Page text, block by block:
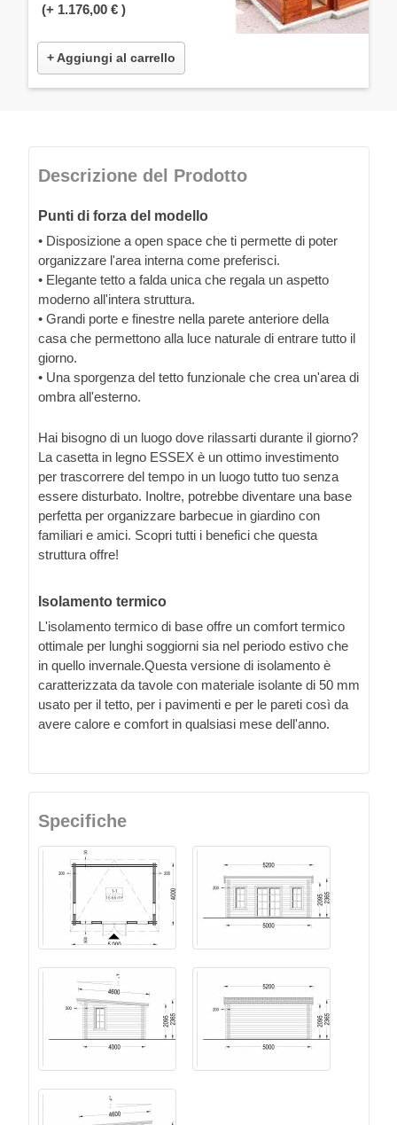
(+ 1.176,00 € )
+ Aggiungi al carrello
Descrizione del Prodotto
Punti di forza del modello
• Disposizione a open space che ti permette di poter
organizzare l'area interna come preferisci.
• Elegante tetto a falda unica che regala un aspetto
moderno all'intera struttura.
• Grandi porte e finestre nella parete anteriore della
casa che permettono alla luce naturale di entrare tutto il
giorno.
• Una sporgenza del tetto funzionale che crea un'area di
ombra all'esterno.
Hai bisogno di un luogo dove rilassarti durante il giorno?
La casetta in legno ESSEX è un ottimo investimento
per trascorrere del tempo in un luogo tutto tuo senza
essere disturbato. Inoltre, potrebbe diventare una base
perfetta per organizzare barbecue in giardino con
familiari e amici. Scopri tutti i benefici che questa
struttura offre!
Isolamento termico
L'isolamento termico di base offre un comfort termico
ottimale per lunghi soggiorni sia nel periodo estivo che
in quello invernale.Questa versione di isolamento è
caratterizzata da tavole con materiale isolante di 50 mm
usato per il tetto, per i pavimenti e per le pareti così da
avere calore e comfort in qualsiasi mese dell'anno.
Specifiche